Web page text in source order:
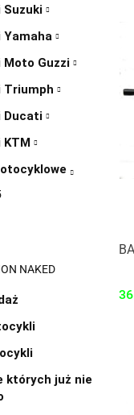
Suzuki
Yamaha
Guzzi
Triumph
Ducati
KTM
NAKED
których już nie